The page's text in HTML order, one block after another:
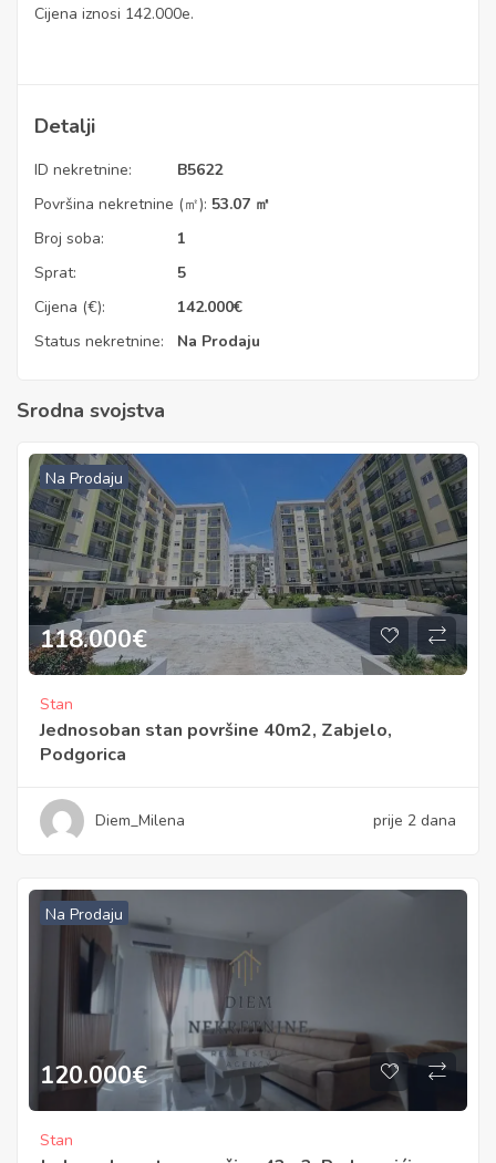
Cijena iznosi 142.000e.
Detalji
ID nekretnine:
B5622
Površina nekretnine (㎡): 53.07 ㎡
Broj soba:
1
Sprat:
5
Cijena (€):
142.000€
Status nekretnine:
Na Prodaju
Srodna svojstva
Na Prodaju
118.000€
Stan
Jednosoban stan površine 40m2, Zabjelo,
Podgorica
Diem_Milena prije 2 dana
Na Prodaju
120.000€
Stan